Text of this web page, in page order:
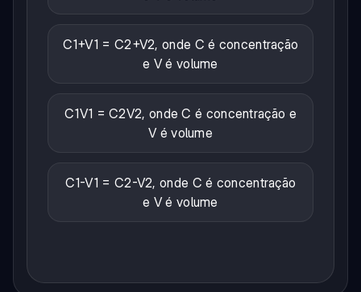
C1+V1 = C2+V2, onde C é concentração
e V é volume
C1V1 = C2V2, onde C é concentração e
V é volume
C1-V1 = C2-V2, onde C é concentração
e V é volume